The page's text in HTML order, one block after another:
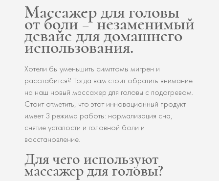
Массажер для головы
от боли – незаменимый
девайс для домашнего
использования.
Хотели бы уменьшить симптомы мигрен и
расслабится? Тогда вам стоит обратить внимание
на наш новый массажер для головы с подогревом.
Стоит отметить, что этот инновационный продукт
имеет 3 режима работы: нормализация сна,
снятие усталости и головной боли и
восстановление.
Для чего используют
массажер для головы?